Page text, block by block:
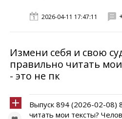
2026-04-11 17:47:11
Измени себя и свою
правильно читать
- это не пк
Выпуск 894 (2026-02-08)
читать мои тексты?